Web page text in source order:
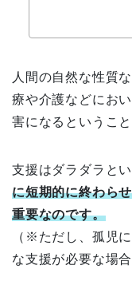
人間の自然な性質
療や介護などにお
害になるということ
支援はダラダラと
に短期的に終わら
重要なのです。
（※ただし、孤児
な支援が必要な場